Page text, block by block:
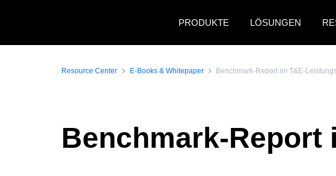
PRODUKTE
LÖSUNGEN
Resource Center E-Books & Whitepaper Benchmark-Report im T&E-
Benchmark-Report